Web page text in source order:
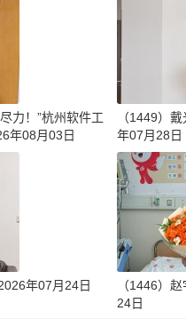
力！”杭州软件工
年08月03日
（1449）
年07月28日
年07月24日
（1446）
24日